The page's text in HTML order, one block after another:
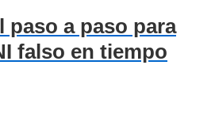
paso a paso para
falso en tiempo